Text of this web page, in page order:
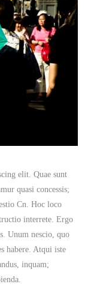
elit. Quae sunt
quasi concessis;
Cn. Hoc loco
interrete. Ergo
Unum nescio, quo
habere. Atqui iste
inquam;